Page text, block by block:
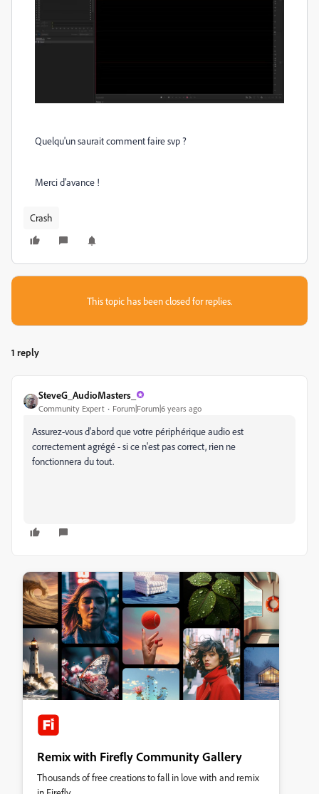
Quelqu'un saurait comment faire svp ?
Merci d'avance !
Crash
This topic has been closed for replies.
1 reply
SteveG_AudioMasters_
Community Expert Forum|Forum|6 years ago
Assurez-vous d'abord que votre périphérique audio est
correctement agrégé - si ce n'est pas correct, rien ne
fonctionnera du tout.
Remix with Firefly Community Gallery
Thousands of free creations to fall in love with and remix